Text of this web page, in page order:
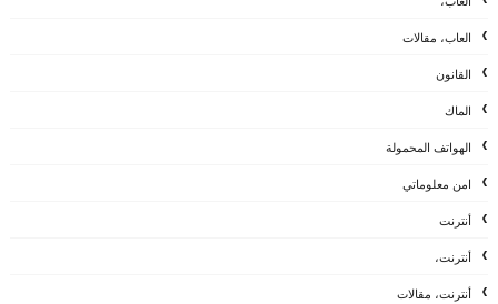
العاب، مقالات
القانون
الماك
الهواتف المحمولة
امن معلوماتي
أنترنت
أنترنت،
أنترنت، مقالات